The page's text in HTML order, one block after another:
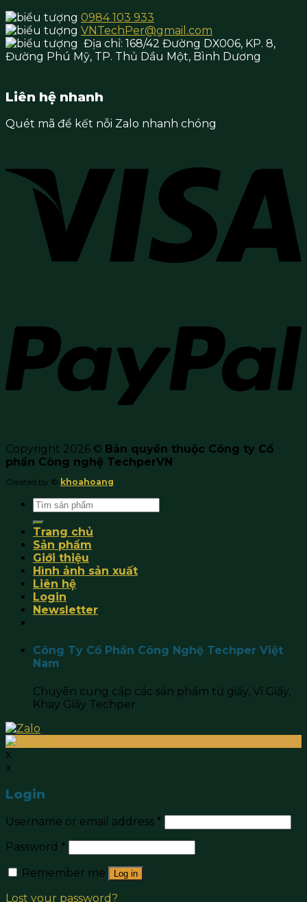
0984 103 933
VNTechPer@gmail.com
Địa chỉ: 168/42 Đường DX006, KP. 8,
Đường Phú Mỹ, TP. Thủ Dầu Một, Bình Dương
Liên hệ nhanh
Quét mã để kết nỗi Zalo nhanh chóng
Copyright 2026 © Bản quyền thuộc Công ty Cổ
phần Công nghệ TechperVN
Created by © khoahoang
Search
Trang chủ
Sản phẩm
Giới thiệu
Hình ảnh sản xuất
Liên hệ
Login
Newsletter
Công Ty Cổ Phần Công Nghệ Techper Việt
Nam
Chuyên cung cấp các sản phẩm từ giấy, Vỉ Giấy,
Khay Giấy Techper
x
x
Login
Username or email address *
Password *
Remember me
Log in
Lost your password?